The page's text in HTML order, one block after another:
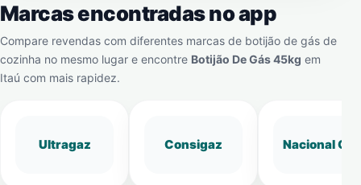
Marcas encontradas no app
Compare revendas com diferentes marcas de botijão de gás de
cozinha no mesmo lugar e encontre Botijão De Gás 45kg em
Itaú com mais rapidez.
Ultragaz Consigaz Nacional Gás